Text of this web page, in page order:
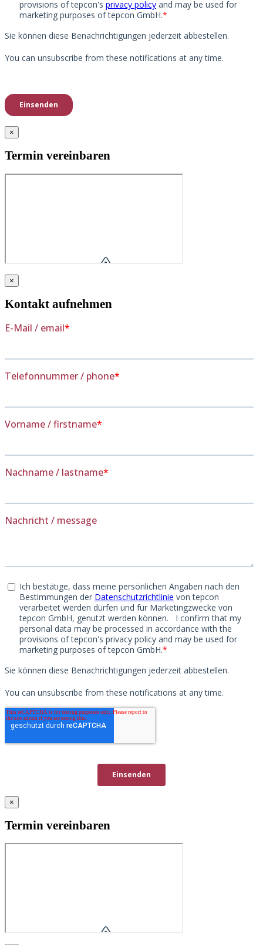
×
Termin vereinbaren
×
Kontakt aufnehmen
×
Termin vereinbaren